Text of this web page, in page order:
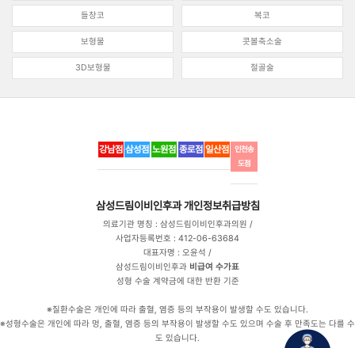
들창코 복코
보형물 콧볼축소술
3D보형물 절골술
강남점 삼성점 노원점 종로점 일산점
인천송
도점
삼성드림이비인후과 개인정보취급방침
의료기관 명칭 : 삼성드림이비인후과의원 /
사업자등록번호 : 412-06-63684
대표자명 : 오윤석 /
삼성드림이비인후과 비급여 수가표
성형 수술 계약금에 대한 반환 기준
※질환수술은 개인에 따라 출혈, 염증 등의 부작용이 발생할 수도 있습니다.
※성형수술은 개인에 따라 멍, 출혈, 염증 등의 부작용이 발생할 수도 있으며 수술 후 만족도는 다를 수
도 있습니다.